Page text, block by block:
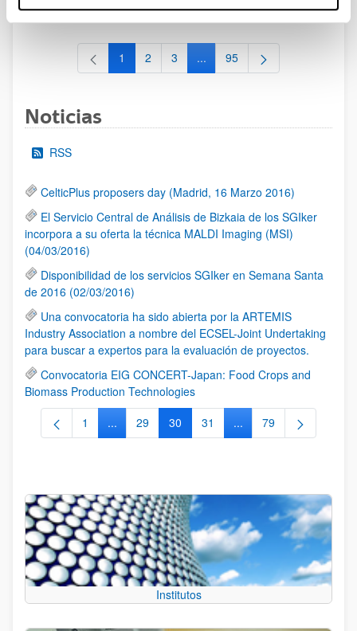
Página
1 Página
2 Página
3 ...Páginas intermedias Use TAB
Página
95
Noticias
RSS
CelticPlus proposers day (Madrid, 16 Marzo 2016)
El Servicio Central de Análisis de Bizkaia de los SGIker
incorpora a su oferta la técnica MALDI Imaging (MSI)
(04/03/2016)
Disponibilidad de los servicios SGIker en Semana Santa
de 2016 (02/03/2016)
Una convocatoria ha sido abierta por la ARTEMIS
Industry Association a nombre del ECSEL-Joint Undertaking
para buscar a expertos para la evaluación de proyectos.
Convocatoria EIG CONCERT-Japan: Food Crops and
Biomass Production Technologies
Página
1 ...Páginas intermedias Use TAB para desplazarse.
Página
29 Página
30 Página
31 ...Páginas intermedias
Página
79
Institutos